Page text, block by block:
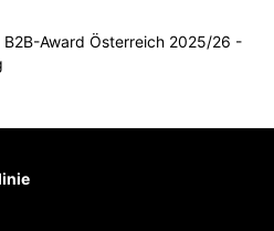
B2B-Award Österreich 2025/26 -